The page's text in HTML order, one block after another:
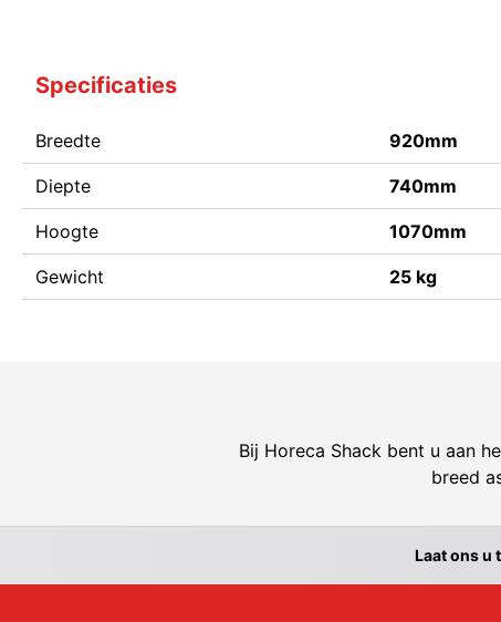
Specificaties
Breedte 920mm
Diepte 740mm
Hoogte 1070mm
Gewicht 25 kg
Bij Horeca Shack bent u aan
breed
Laat ons u